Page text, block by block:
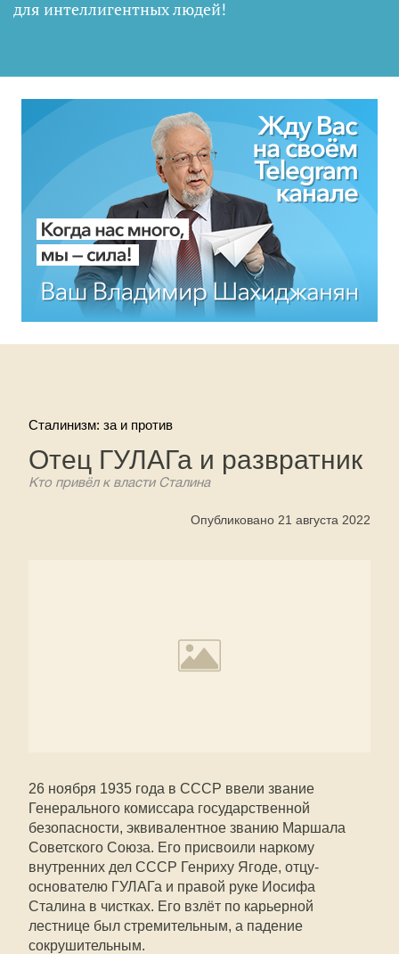
для интеллигентных людей!
Сталинизм: за и против
Отец ГУЛАГа и развратник
Кто привёл к власти Сталина
Опубликовано 21 августа 2022
26 ноября 1935 года в СССР ввели звание
Генерального комиссара государственной
безопасности, эквивалентное званию Маршала
Советского Союза. Его присвоили наркому
внутренних дел СССР Генриху Ягоде, отцу-
основателю ГУЛАГа и правой руке Иосифа
Сталина в чистках. Его взлёт по карьерной
лестнице был стремительным, а падение
сокрушительным.